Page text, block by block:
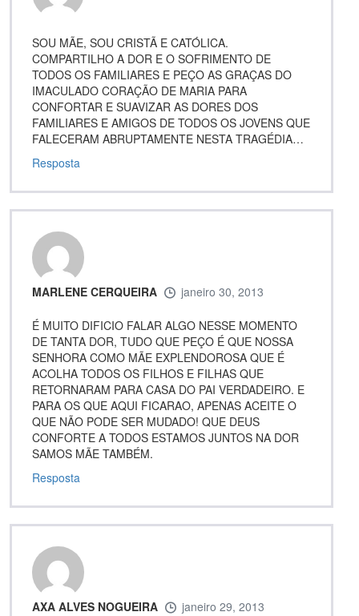
SOU MÃE, SOU CRISTÃ E CATÓLICA.
COMPARTILHO A DOR E O SOFRIMENTO DE
TODOS OS FAMILIARES E PEÇO AS GRAÇAS DO
IMACULADO CORAÇÃO DE MARIA PARA
CONFORTAR E SUAVIZAR AS DORES DOS
FAMILIARES E AMIGOS DE TODOS OS JOVENS QUE
FALECERAM ABRUPTAMENTE NESTA TRAGÉDIA…
Resposta
MARLENE CERQUEIRA janeiro 30, 2013
É MUITO DIFICIO FALAR ALGO NESSE MOMENTO
DE TANTA DOR, TUDO QUE PEÇO É QUE NOSSA
SENHORA COMO MÃE EXPLENDOROSA QUE É
ACOLHA TODOS OS FILHOS E FILHAS QUE
RETORNARAM PARA CASA DO PAI VERDADEIRO. E
PARA OS QUE AQUI FICARAO, APENAS ACEITE O
QUE NÃO PODE SER MUDADO! QUE DEUS
CONFORTE A TODOS ESTAMOS JUNTOS NA DOR
SAMOS MÃE TAMBÉM.
Resposta
AXA ALVES NOGUEIRA janeiro 29, 2013